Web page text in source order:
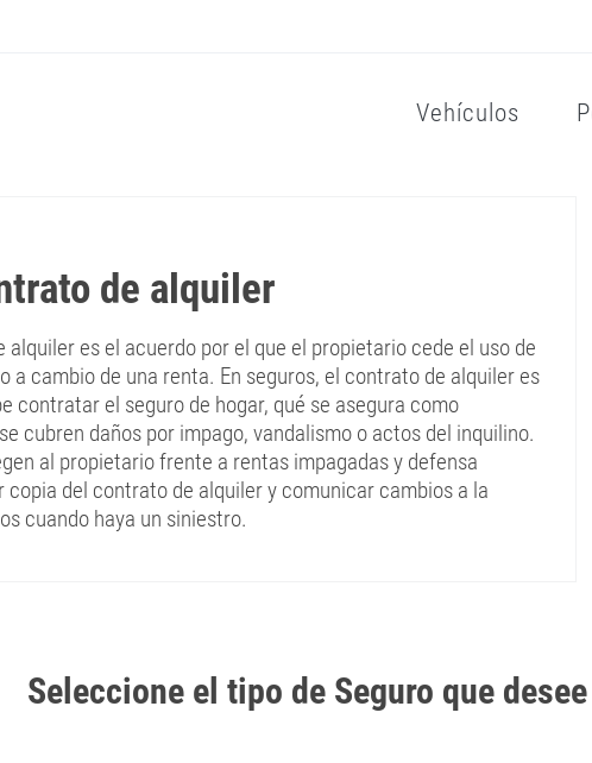
Vehículos
de alquiler
alquiler es el acuerdo por el que el propietario cede el uso de
a cambio de una renta. En seguros, el contrato de alquiler es
contratar el seguro de hogar, qué se asegura como
cubren daños por impago, vandalismo o actos del inquilino.
al propietario frente a rentas impagadas y defensa
del contrato de alquiler y comunicar cambios a la
cuando haya un siniestro.
Seleccione el tipo de Seguro que desee